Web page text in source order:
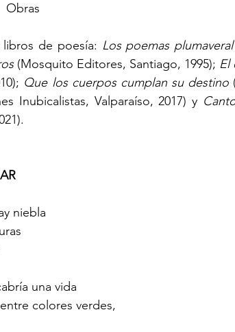
de poesía: Los poemas plumaveral
(Mosquito Editores, Santiago, 1995); El
Que los cuerpos cumplan su destino
Inubicalistas, Valparaíso, 2017) y
niebla
una vida
colores verdes,